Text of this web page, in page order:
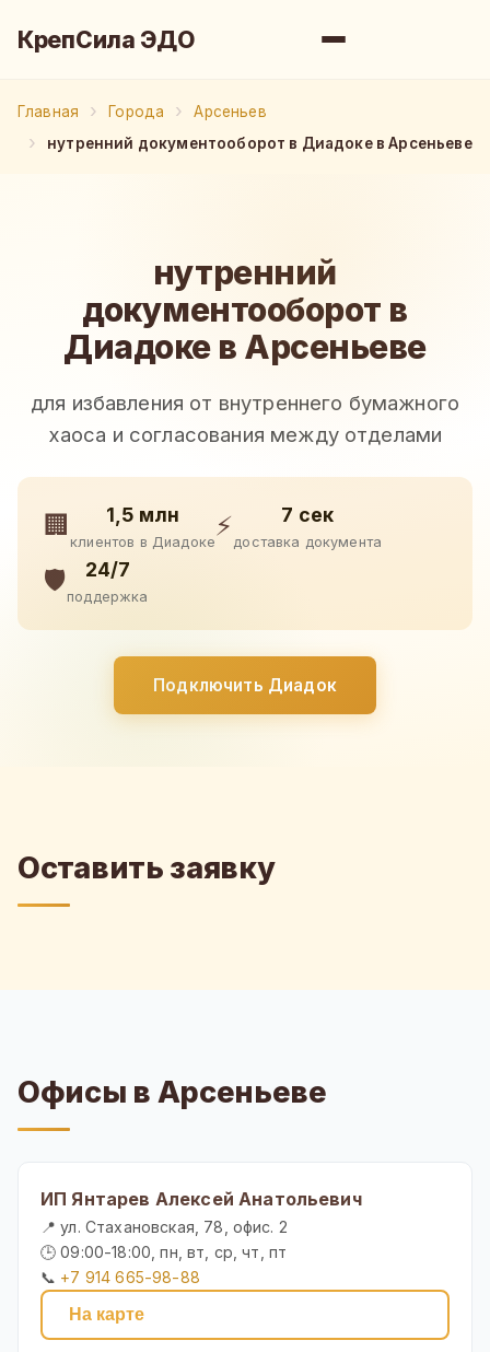
КрепСила ЭДО
Главная Города
Арсеньев
нутренний документооборот в Диадоке в Арсеньеве
нутренний
документооборот в
Диадоке в Арсеньеве
для избавления от внутреннего бумажного
хаоса и согласования между отделами
🏢 1,5 млн
клиентов в Диадоке
⚡ 7 сек
доставка документа
🛡️ 24/7
поддержка
Подключить Диадок
Оставить заявку
Офисы в Арсеньеве
ИП Янтарев Алексей Анатольевич
📍 ул. Стахановская, 78, офис. 2
🕒 09:00-18:00, пн, вт, ср, чт, пт
📞 +7 914 665-98-88
На карте